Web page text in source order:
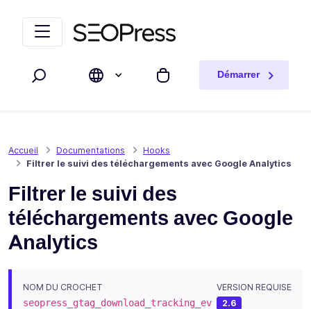
Rechercher Mon panier
Démarrer
Accueil Documentations
Hooks
Filtrer le suivi des téléchargements avec Google Analytics
Filtrer le suivi des
téléchargements avec Google
Analytics
NOM DU CROCHET
seopress_gtag_download_tracking_ev
VERSION REQUISE
2.6